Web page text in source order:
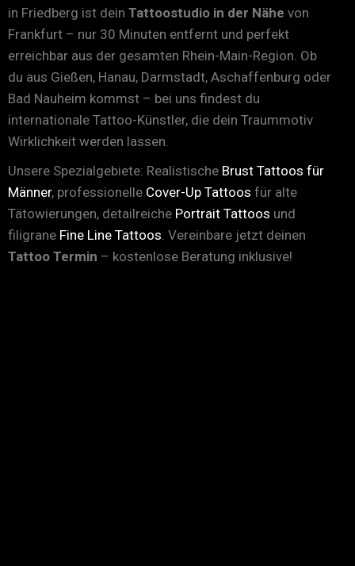
in Friedberg ist dein Tattoostudio in der Nähe von
Frankfurt – nur 30 Minuten entfernt und perfekt
erreichbar aus der gesamten Rhein-Main-Region. Ob
du aus Gießen, Hanau, Darmstadt, Aschaffenburg oder
Bad Nauheim kommst – bei uns findest du
internationale Tattoo-Künstler, die dein Traummotiv
Wirklichkeit werden lassen.
Unsere Spezialgebiete: Realistische Brust Tattoos für
Männer, professionelle Cover-Up Tattoos für alte
Tätowierungen, detailreiche Portrait Tattoos und
filigrane Fine Line Tattoos. Vereinbare jetzt deinen
Tattoo Termin – kostenlose Beratung inklusive!